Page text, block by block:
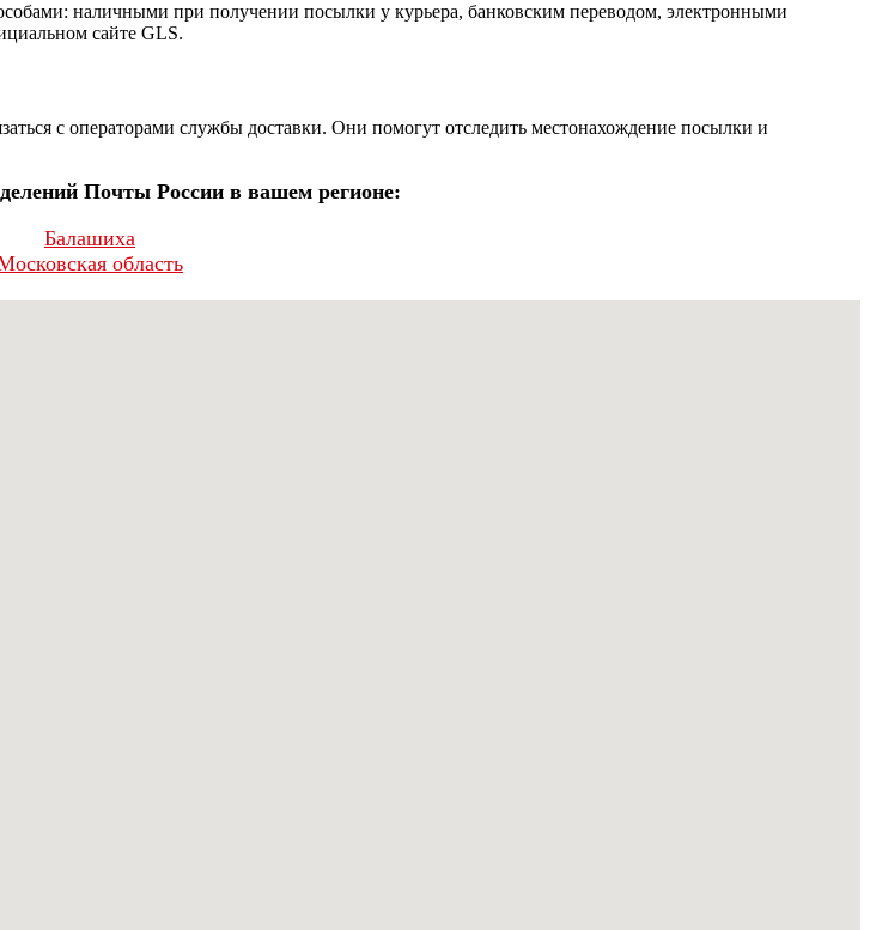
наличными при получении посылки у курьера, банковским переводом, электронными
сайте GLS.
с операторами службы доставки. Они помогут отследить местонахождение посылки и
Почты России в вашем регионе:
Балашиха
область